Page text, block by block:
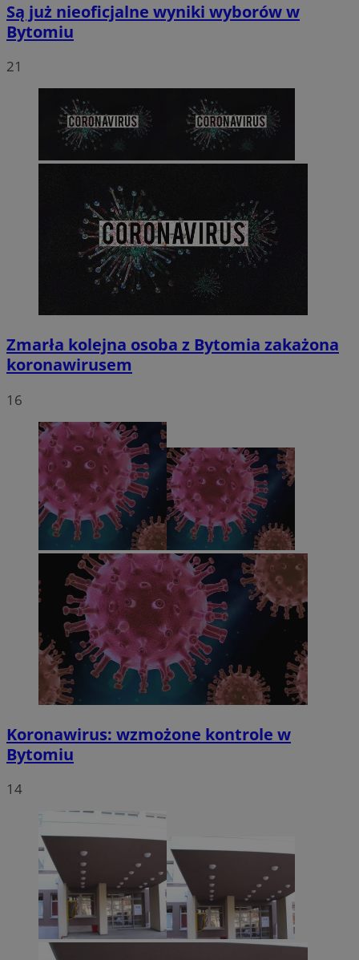
Są już nieoficjalne wyniki wyborów w
Bytomiu
21
Zmarła kolejna osoba z Bytomia zakażona
koronawirusem
16
Koronawirus: wzmożone kontrole w
Bytomiu
14